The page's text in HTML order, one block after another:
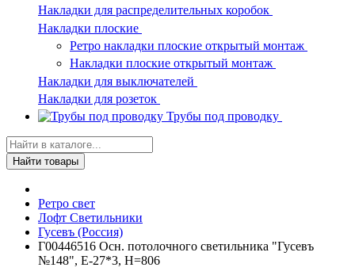
Накладки для распределительных коробок
Накладки плоские
Ретро накладки плоские открытый монтаж
Накладки плоские открытый монтаж
Накладки для выключателей
Накладки для розеток
Трубы под проводку
Найти товары
Ретро свет
Лофт Светильники
Гусевъ (Россия)
Г00446516 Осн. потолочного светильника "Гусевъ
№148", Е-27*3, H=806